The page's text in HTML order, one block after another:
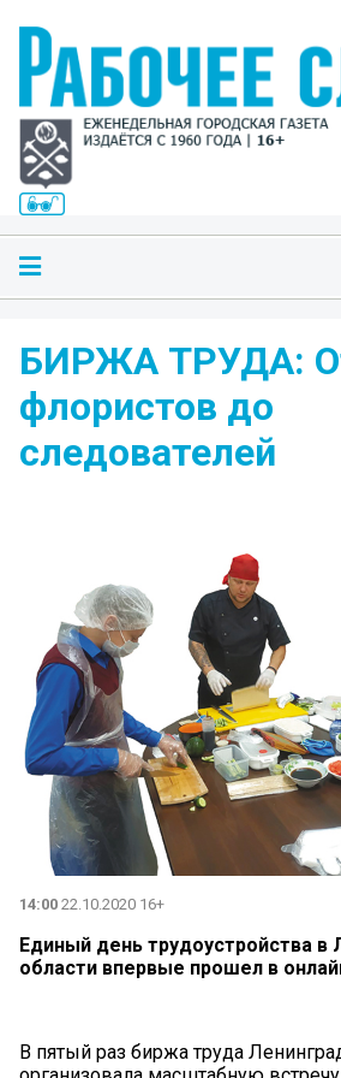
БИРЖА ТРУДА:
флористов до
следователей
14:00 22.10.2020 16+
Единый день трудоустройства в
области впервые прошел в
В пятый раз биржа труда